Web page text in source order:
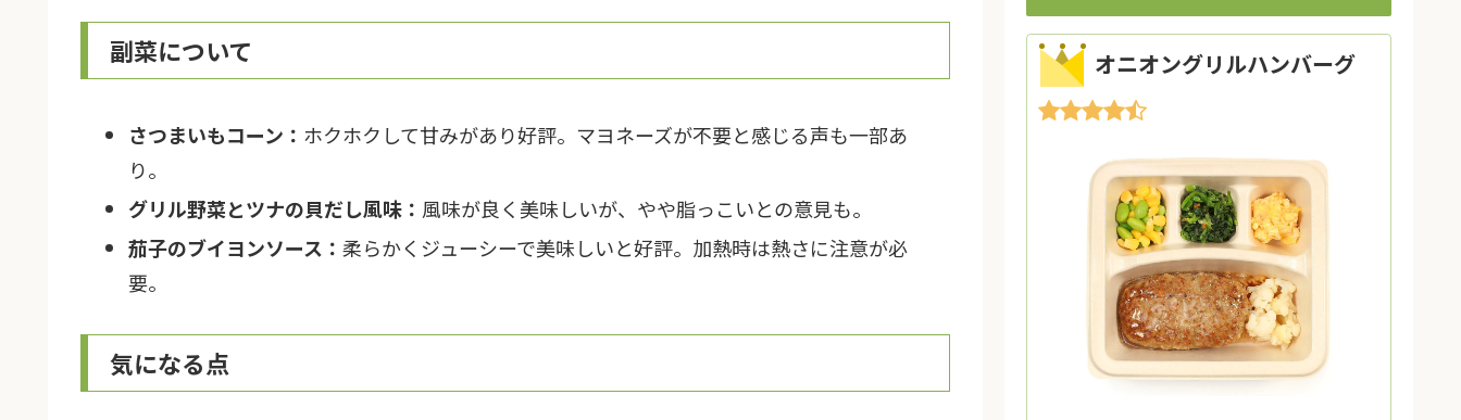
副菜について
さつまいもコーン： ホクホクして甘みがあり好評。マヨネーズが不要と感じる声も一部あ
り。
グリル野菜とツナの貝だし風味： 風味が良く美味しいが、やや脂っこいとの意見も。
茄子のブイヨンソース： 柔らかくジューシーで美味しいと好評。加熱時は熱さに注意が必
要。
気になる点
オニオングリルハンバーグ